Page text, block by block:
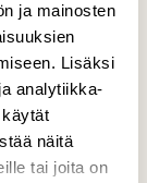
ja mainosten
Lisäksi
analytiikka-
näitä
tai joita on